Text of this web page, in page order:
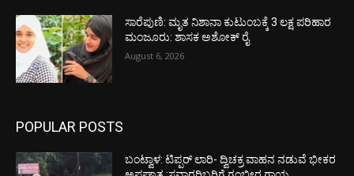
ಸಾರೆಪುಣಿ: ಮೃತ ನಿಶಾನಾ ಕುಟುಂಬಕ್ಕೆ 3 ಲಕ್ಷ ಪರಿಹಾರ
ಮಂಜೂರು: ಶಾಸಕ ಅಶೋಕ್ ರೈ
August 6, 2026
POPULAR POSTS
ಬಂಟ್ವಾಳ: ಟಿಪ್ಪರ್ ಲಾರಿ- ದ್ವಿಚಕ್ರ ವಾಹನ ನಡುವೆ ಭೀಕರ